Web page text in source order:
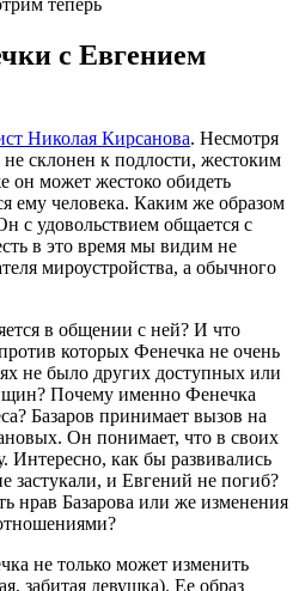
теперь
с Евгением
Николая Кирсанова. Несмотря
склонен к подлости, жестоким
он может жестоко обидеть
ему человека. Каким же образом
с удовольствием общается с
в это время мы видим не
мироустройства, а обычного
в общении с ней? И что
которых Фенечка не очень
не было других доступных или
Почему именно Фенечка
Базаров принимает вызов на
Он понимает, что в своих
Интересно, как бы развивались
застукали, и Евгений не погиб?
нрав Базарова или же изменения
не только может изменить
забитая девушка). Ее образ